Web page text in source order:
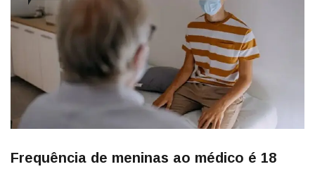
Frequência de meninas ao médico é 18